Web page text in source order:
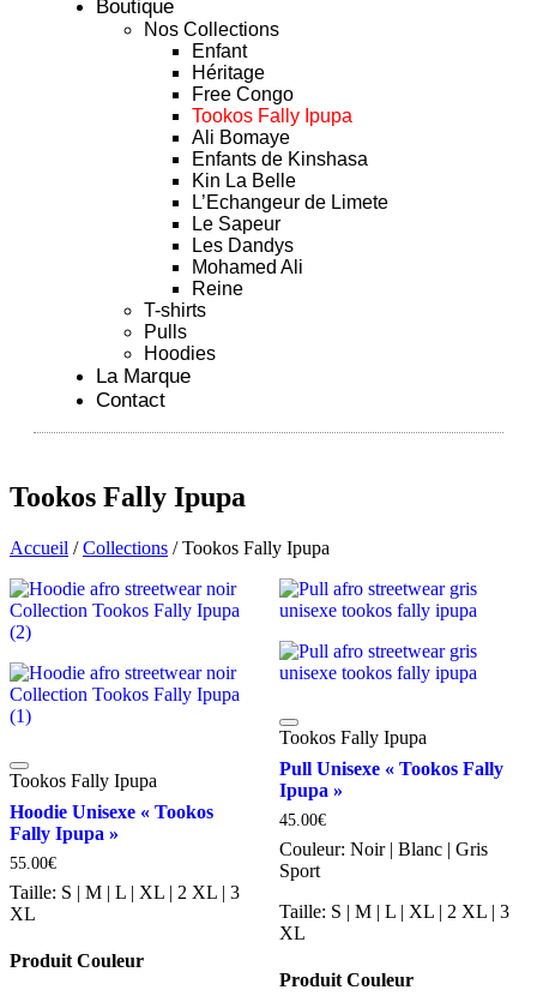
Boutique
Nos Collections
Enfant
Héritage
Free Congo
Tookos Fally Ipupa
Ali Bomaye
Enfants de Kinshasa
Kin La Belle
L’Echangeur de Limete
Le Sapeur
Les Dandys
Mohamed Ali
Reine
T-shirts
Pulls
Hoodies
La Marque
Contact
Tookos Fally Ipupa
Accueil /Collections / Tookos Fally Ipupa
Tookos Fally Ipupa
Hoodie Unisexe « Tookos
Fally Ipupa »
55.00€
Taille: S | M | L | XL | 2 XL | 3
XL
Produit Couleur
Tookos Fally Ipupa
Pull Unisexe « Tookos Fally
Ipupa »
45.00€
Couleur: Noir | Blanc | Gris
Sport
Taille: S | M | L | XL | 2 XL | 3
XL
Produit Couleur